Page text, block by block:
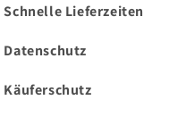
Schnelle Lieferzeiten
Datenschutz
Käuferschutz